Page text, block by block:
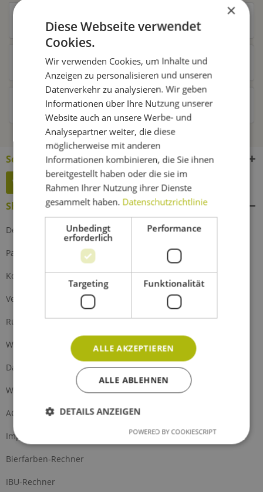
Ähnliche Artikel
Kunden kauften auch
Kunden haben sich ebenfalls angesehen
Service Hotline
Widerruf erklären
Shop Service
Defektes Produkt
Partnerprogramm
Kontakt
Versand und Zahlung
Rückgabe
Widerrufsrecht
Datenschutz
Widerrufsformular
AGB
Impressum
Bierfarben-Rechner
IBU-Rechner
×
Diese Webseite verwendet
Cookies.
Wir verwenden Cookies, um Inhalte und
Anzeigen zu personalisieren und unseren
Datenverkehr zu analysieren. Wir geben
Informationen über Ihre Nutzung unserer
Website auch an unsere Werbe- und
Analysepartner weiter, die diese
möglicherweise mit anderen
Informationen kombinieren, die Sie ihnen
bereitgestellt haben oder die sie im
Rahmen Ihrer Nutzung ihrer Dienste
gesammelt haben. Datenschutzrichtlinie
Unbedingt
erforderlich
Performance
Targeting Funktionalität
ALLE AKZEPTIEREN
ALLE ABLEHNEN
DETAILS ANZEIGEN
POWERED BY COOKIESCRIPT